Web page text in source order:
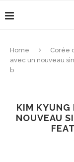
Home Corée
avec un nouveau
b
KIM KYUNG
NOUVEAU